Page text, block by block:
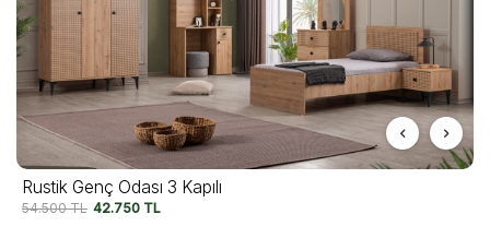
Rustik Genç Odası 3 Kapılı
54.500TL 42.750 TL